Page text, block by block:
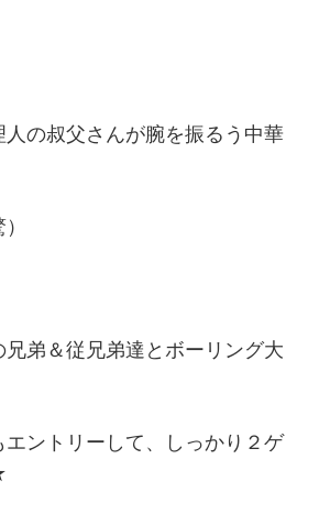
人の叔父さんが腕を振るう中華
弟＆従兄弟達とボーリング大
エントリーして、しっかり２ゲ